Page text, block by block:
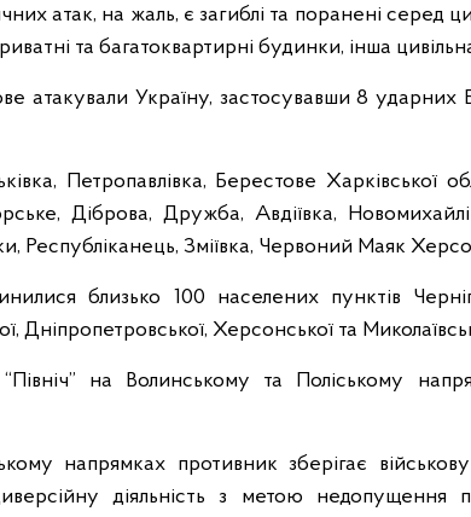
атак, на жаль, є загиблі та поранені серед
та багатоквартирні будинки, інша
атакували Україну, застосувавши 8 ударних
Петропавлівка, Берестове Харківської
Діброва, Дружба, Авдіївка,
Республіканець, Зміївка, Червоний Маяк
близько 100 населених пунктів
Дніпропетровської, Херсонської та
на Волинському та Поліському
напрямках противник зберігає
діяльність з метою недопущення